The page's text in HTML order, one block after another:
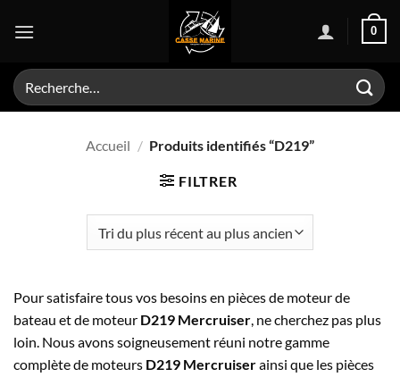
0
Recherche
pour :
Accueil / Produits identifiés “D219”
FILTRER
Pour satisfaire tous vos besoins en pièces de moteur de
bateau et de moteur D219 Mercruiser, ne cherchez pas plus
loin. Nous avons soigneusement réuni notre gamme
complète de moteurs D219 Mercruiserainsi que les pièces